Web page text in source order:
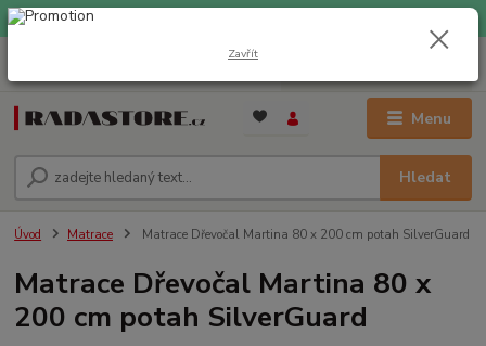
EXPRESNÍ DOPRAVA ZDARMA při nákupu nad 1000 Kč
Menu
Hledat
Úvod Matrace Matrace Dřevočal Martina 80 x 200 cm potah SilverGuard
Matrace Dřevočal Martina 80 x
200 cm potah SilverGuard
Zavřít